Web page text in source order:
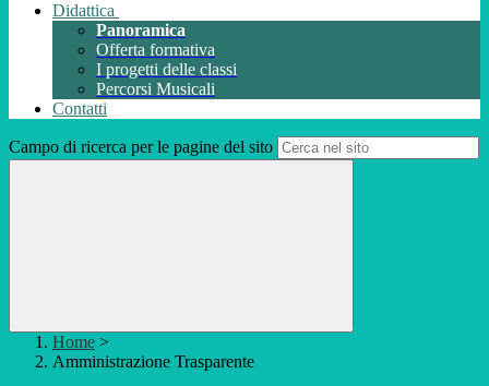
Didattica
Panoramica
Offerta formativa
I progetti delle classi
Percorsi Musicali
Contatti
Campo di ricerca per le pagine del sito
Home >
Amministrazione Trasparente